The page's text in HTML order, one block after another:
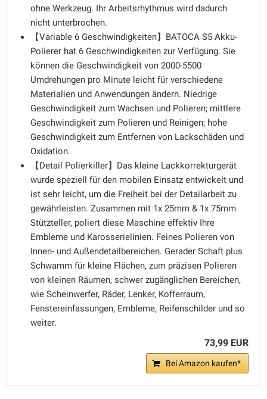
ohne Werkzeug. Ihr Arbeitsrhythmus wird dadurch
nicht unterbrochen.
【Variable 6 Geschwindigkeiten】BATOCA S5 Akku-
Polierer hat 6 Geschwindigkeiten zur Verfügung. Sie
können die Geschwindigkeit von 2000-5500
Umdrehungen pro Minute leicht für verschiedene
Materialien und Anwendungen ändern. Niedrige
Geschwindigkeit zum Wachsen und Polieren; mittlere
Geschwindigkeit zum Polieren und Reinigen; hohe
Geschwindigkeit zum Entfernen von Lackschäden und
Oxidation.
【Detail Polierkiller】Das kleine Lackkorrekturgerät
wurde speziell für den mobilen Einsatz entwickelt und
ist sehr leicht, um die Freiheit bei der Detailarbeit zu
gewährleisten. Zusammen mit 1x 25mm & 1x 75mm
Stützteller, poliert diese Maschine effektiv Ihre
Embleme und Karosserielinien. Feines Polieren von
Innen- und Außendetailbereichen. Gerader Schaft plus
Schwamm für kleine Flächen, zum präzisen Polieren
von kleinen Räumen, schwer zugänglichen Bereichen,
wie Scheinwerfer, Räder, Lenker, Kofferraum,
Fenstereinfassungen, Embleme, Reifenschilder und so
weiter.
73,99 EUR
Bei Amazon kaufen*